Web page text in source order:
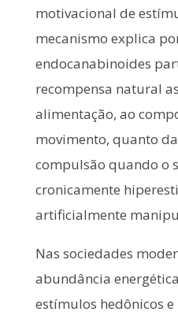
motivacional de
mecanismo explica
endocanabinoides
recompensa natural
alimentação, ao
movimento, quanto
compulsão quando o
cronicamente
artificialmente
Nas sociedades
abundância
estímulos hedônicos